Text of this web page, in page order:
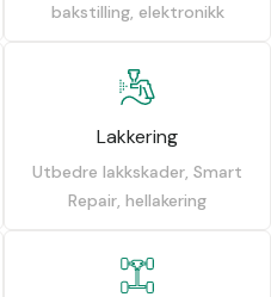
bakstilling, elektronikk
Lakkering
Utbedre lakkskader, Smart
Repair, hellakering